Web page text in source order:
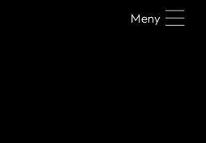
Meny